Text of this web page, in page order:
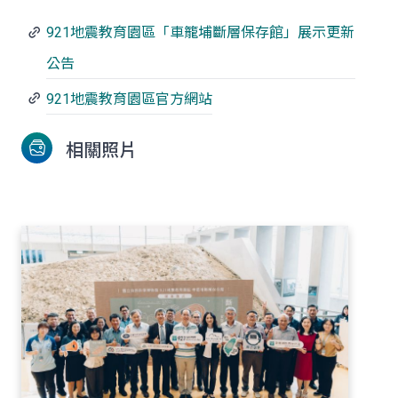
921地震教育園區 「車籠埔斷層保存館」展示更新
公告
921地震教育園區官方網站
相關照片